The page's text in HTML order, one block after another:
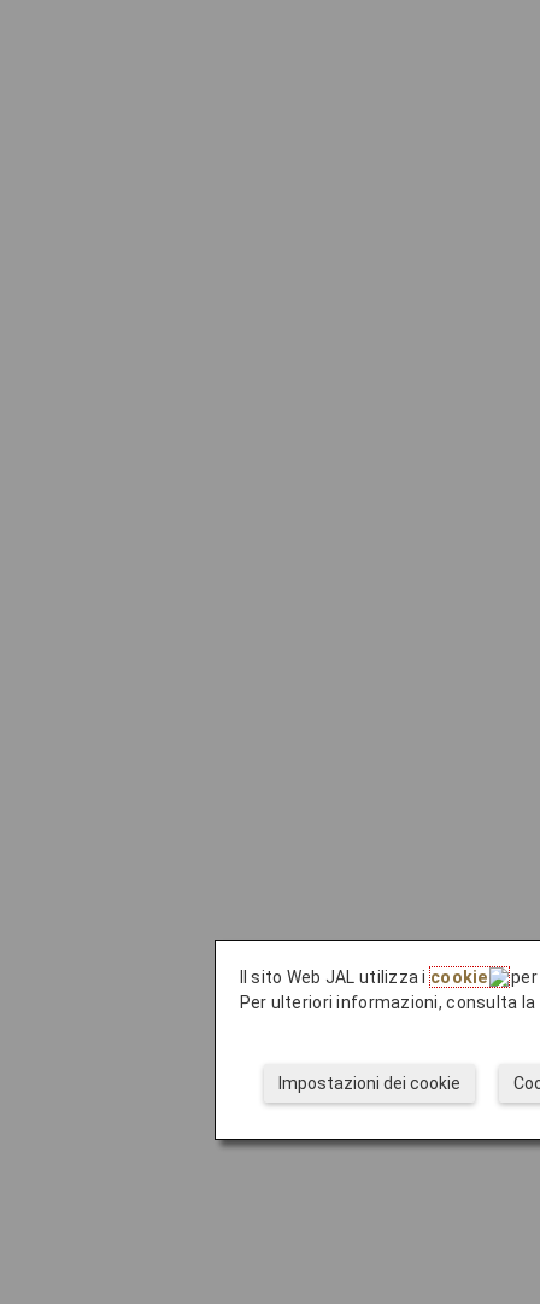
Il sito Web JAL utilizza icookie
per
Per ulteriori informazioni, consulta
Impostazioni dei cookie